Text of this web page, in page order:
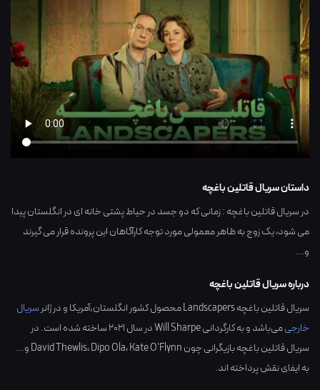
داستان سریال قاتلین باغچه
در سریال قاتلین باغچه : زمانی که دو جسد در حیاط پشتی خانه ای در انگلستان پیدا
می شود، یک زوج به ظاهر معمولی مورد توجه کارآگاهان این پرونده قرار می گیرند
و...
درباره سریال قاتلین باغچه
سریال قاتلین باغچه Landscapers محصول کشور انگلستان,آمریکاو در ژانرسریال
خارجیمی‌باشد و به کارگردانیWill Sharpeدر سال2021ساخته شده است. در
سریال قاتلین باغچه بازیگرانی چون
David Thewlis،Dipo Ola،Kate O'Flynn
و...
به ایفای نقش پرداخته اند.